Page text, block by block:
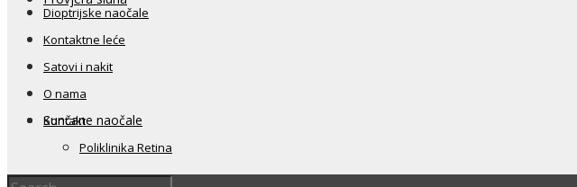
Sunčane naočale
Dioptrijske naočale
Kontaktne leće
Satovi i nakit
O nama
Kontakt
Poliklinika Retina